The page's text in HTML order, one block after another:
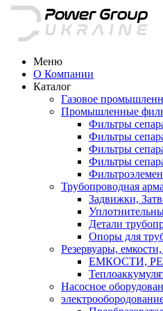
Меню
О Компании
Каталог
Газовое
Промышленные
Фильтры
Фильтры
Фильтры
Фильтры
Трубопроводная
Задвижки,
Детали
Опоры для
Резервуары,
ЕМКОСТИ,
Насосное